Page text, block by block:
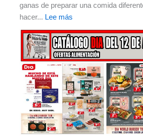
ganas de preparar una comida
hacer... Lee más